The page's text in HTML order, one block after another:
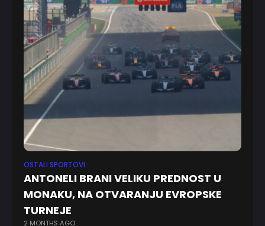
OSTALI SPORTOVI
ANTONELI BRANI VELIKU PREDNOST U
MONAKU, NA OTVARANJU EVROPSKE
TURNEJE
2 MONTHS AGO